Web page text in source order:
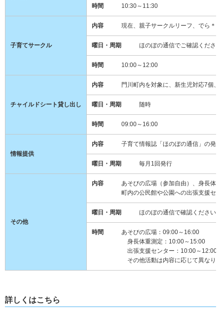
時間 10:30～11:30
子育てサークル
内容 現在、親子サークルリーフ、でら＊び
曜日・周期 ほのぼの通信でご確認くださ
時間 10:00～12:00
チャイルドシート貸し出し
内容 門川町内を対象に、新生児対応7個、6ヶ
曜日・周期 随時
時間 09:00～16:00
情報提供
内容 子育て情報誌「ほのぼの通信」の発行を
曜日・周期 毎月1回発行
その他
内容 あそびの広場（参加自由）、身長体重
町内の公民館や公園への出張支援センタ
曜日・周期 ほのぼの通信で確認ください
時間 あそびの広場：09:00～16:00
身長体重測定：10:00～15:00
出張支援センター：10:00～12:00
その他活動は内容に応じて異なります
詳しくはこちら